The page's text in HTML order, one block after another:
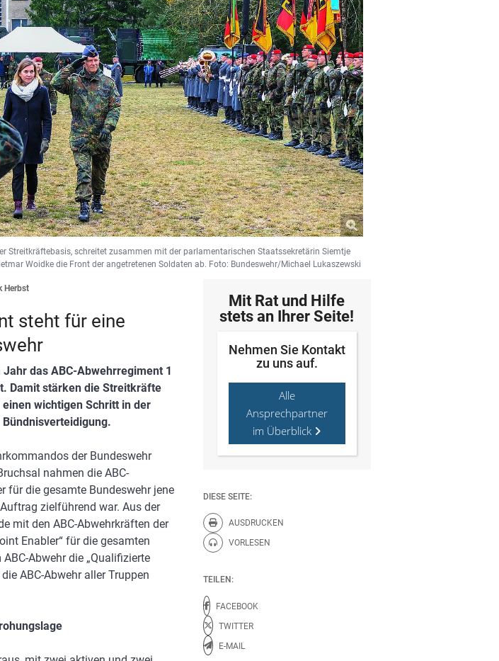
Streitkräftebasis, schreitet zusammen mit der parlamentarischen Staatssekretärin Siemtje
Woidke die Front der angetretenen Soldaten ab. Foto: Bundeswehr/Michael Lukaszewski
Herbst
steht für eine
das ABC-Abwehrregiment 1
Damit stärken die Streitkräfte
wichtigen Schritt in der
der Bundeswehr
nahmen die ABC-
für die gesamte Bundeswehr jene
zielführend war. Aus der
mit den ABC-Abwehrkräften der
Enabler“ für die gesamten
Abwehr die „Qualifizierte
ABC-Abwehr aller Truppen
Mit Rat und Hilfe
stets an Ihrer Seite!
Nehmen Sie Kontakt
zu uns auf.
Alle
Ansprechpartner
im Überblick
DIESE SEITE:
AUSDRUCKEN
Diese Seite drucken.
VORLESEN
Diese Seite vorlesen.
TEILEN:
FACEBOOK
TWITTER
E-MAIL